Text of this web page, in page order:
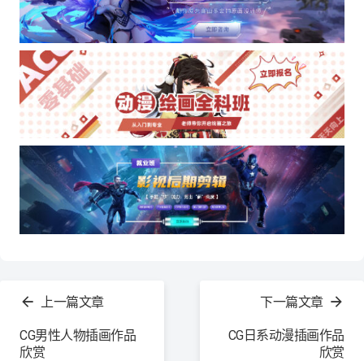
上一篇文章
CG男性人物插画作品
欣赏
下一篇文章
CG日系动漫插画作品
欣赏